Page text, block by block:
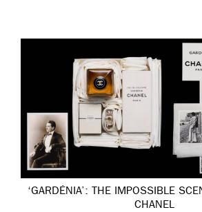
‘GARDÉNIA’: THE IMPOSSIBLE
CHANEL